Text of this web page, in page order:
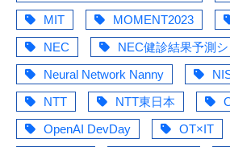
MIT
MOMENT2023
NEC
NEC健診結果予測
Neural Network Nanny
NTT
NTT東日本
OpenAI DevDay
OT×IT